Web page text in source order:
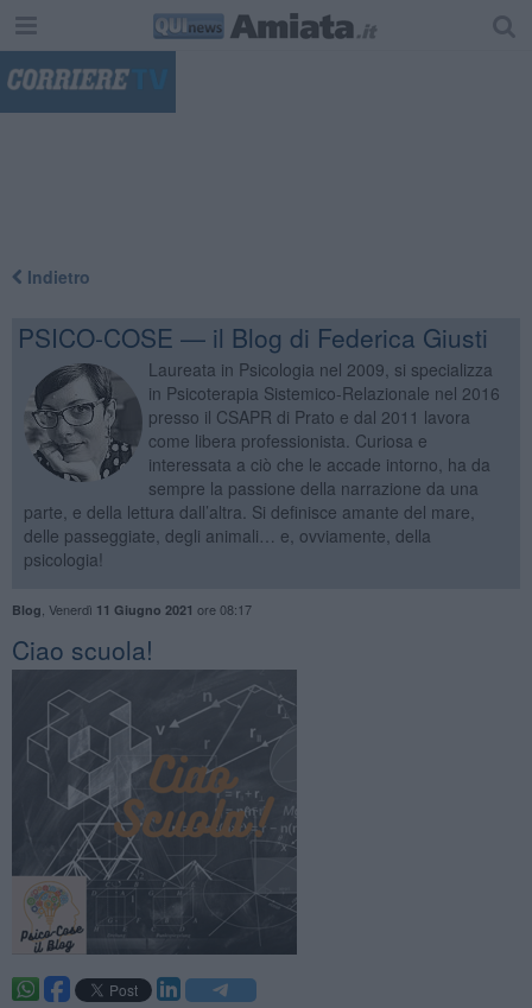
Indietro
PSICO-COSE — il Blog di Federica Giusti
Laureata in Psicologia nel 2009, si specializza
in Psicoterapia Sistemico-Relazionale nel 2016
presso il CSAPR di Prato e dal 2011 lavora
come libera professionista. Curiosa e
interessata a ciò che le accade intorno, ha da
sempre la passione della narrazione da una
parte, e della lettura dall’altra. Si definisce amante del mare,
delle passeggiate, degli animali… e, ovviamente, della
psicologia!
Blog Venerdì 11 Giugno 2021 ore 08:17
​Ciao scuola!